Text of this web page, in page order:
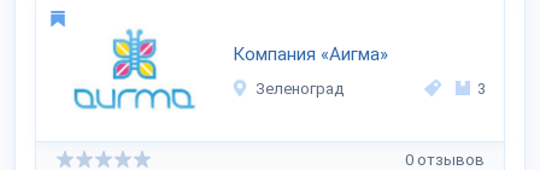
Компания «Аигма»
Зеленоград 3
0 отзывов